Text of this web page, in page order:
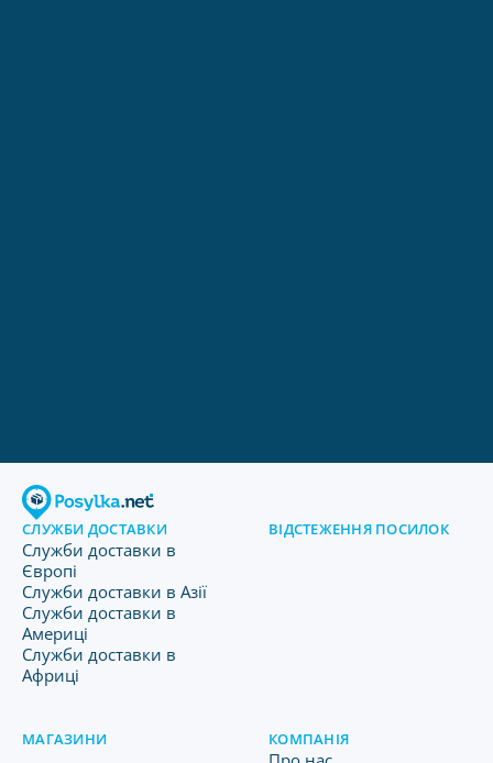
СЛУЖБИ ДОСТАВКИ
Служби доставки в
Європі
Служби доставки в Азії
Служби доставки в
Америці
Служби доставки в
Африці
ВІДСТЕЖЕННЯ ПОСИЛОК
МАГАЗИНИ КОМПАНІЯ